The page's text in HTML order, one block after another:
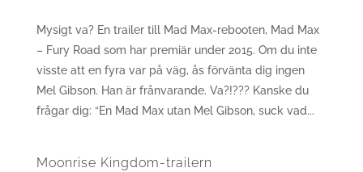
Mysigt va? En trailer till Mad Max-rebooten, Mad Max
– Fury Road som har premiär under 2015. Om du inte
visste att en fyra var på väg, ås förvänta dig ingen
Mel Gibson. Han är frånvarande. Va?!??? Kanske du
frågar dig: “En Mad Max utan Mel Gibson, suck vad...
Moonrise Kingdom-trailern